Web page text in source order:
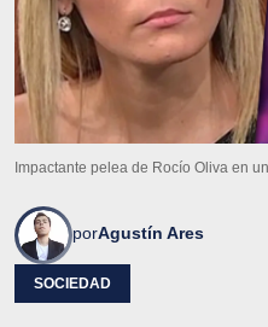
Impactante pelea de Rocío Oliva en
porAgustín Ares
SOCIEDAD